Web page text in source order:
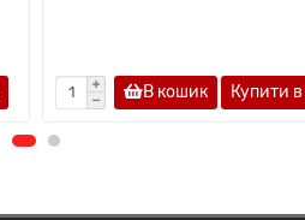
В кошик Купити в